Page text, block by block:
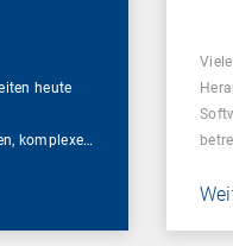
heute
komplexe…